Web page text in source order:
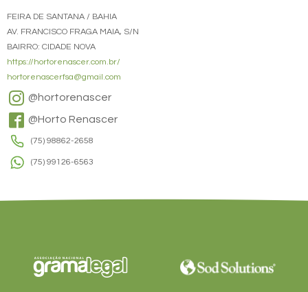
FEIRA DE SANTANA / BAHIA
AV. FRANCISCO FRAGA MAIA, S/N
BAIRRO: CIDADE NOVA
https://hortorenascer.com.br/
hortorenascerfsa@gmail.com
@hortorenascer
@Horto Renascer
(75) 98862-2658
(75) 99126-6563